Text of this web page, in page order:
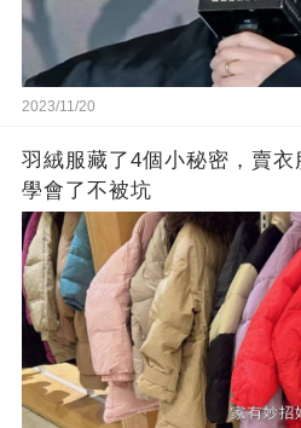
2023/11/20
羽絨服藏了4個小秘密，賣衣
學會了不被坑